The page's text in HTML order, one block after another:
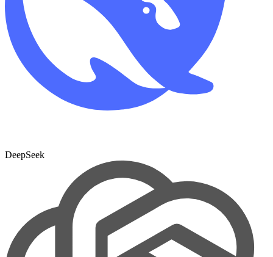
DeepSeek